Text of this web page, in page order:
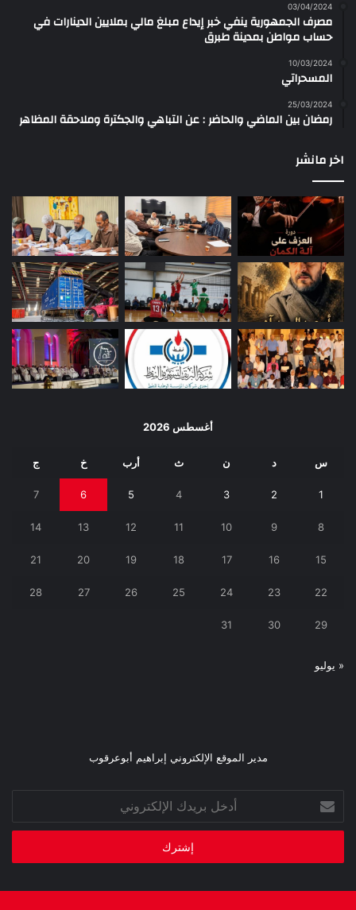
03/04/2024
مصرف الجمهورية ينفي خبر إيداع مبلغ مالي بملايين الدينارات في
حساب مواطن بمدينة طبرق
10/03/2024
المسحراتي
25/03/2024
رمضان بين الماضي والحاضر : عن التباهي والجكترة وملاحقة المظاهر
اخر مانشر
أغسطس 2026
س د ن ث أرب خ ج
1
2
3
4
5
6
7
8
9
10
11
12
13
14
15
16
17
18
19
20
21
22
23
24
25
26
27
28
29
30
31
« يوليو
مدير الموقع الإلكتروني إبراهيم أبوعرقوب
بريدك
الإلكتروني